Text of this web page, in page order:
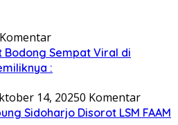
Sempat Viral di
:
14, 20250 Komentar
Sidoharjo Disorot LSM FAAM